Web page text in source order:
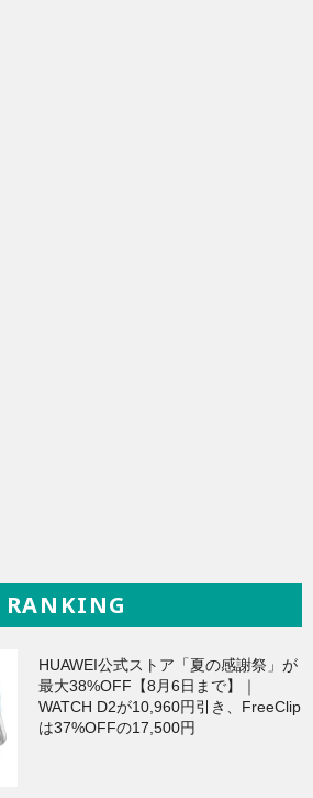
RANKING
HUAWEI公式ストア「夏の感謝祭」が
最大38%OFF【8月6日まで】｜
WATCH D2が10,960円引き、FreeClip
は37%OFFの17,500円